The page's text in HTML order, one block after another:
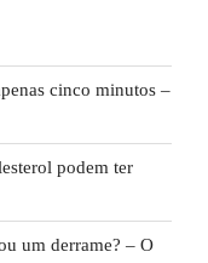
cinco minutos –
podem ter
um derrame? – O